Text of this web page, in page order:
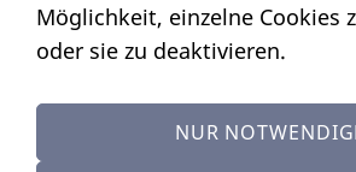
STANDORT:
Calendariaweg 1
(nur auf Terminvereinbarung)
Möglichkeit, einzelne Cookies
oder sie zu deaktivieren.
NUR